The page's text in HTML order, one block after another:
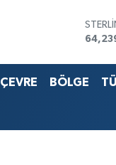
ÇEVRE BÖLGE